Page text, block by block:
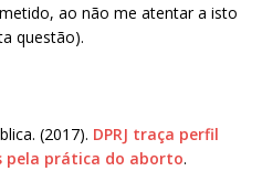
ao não me atentar a isto
questão).
(2017). DPRJ traça perfil
pela prática do aborto.